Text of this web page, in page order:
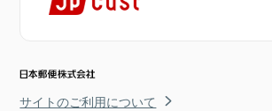
サイトのご利用について